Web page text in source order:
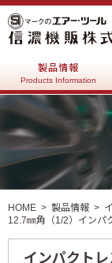
製品情報
Products Information
HOME 製品情報
12.7㎜角（1/2）インパ
インパクトレ